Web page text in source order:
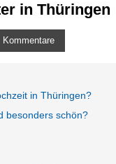
in Thüringen
Kommentare
in Thüringen?
besonders schön?